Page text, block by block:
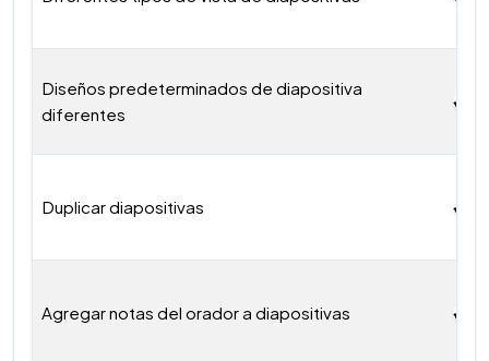
Diseños predeterminados de diapositiva
diferentes
Duplicar diapositivas
Agregar notas del orador a diapositivas